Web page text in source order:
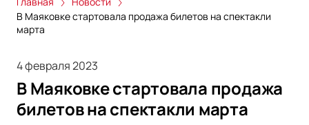
В Маяковке стартовала продажа билетов на спектакли
марта
4 февраля 2023
В Маяковке стартовала продажа
билетов на спектакли марта